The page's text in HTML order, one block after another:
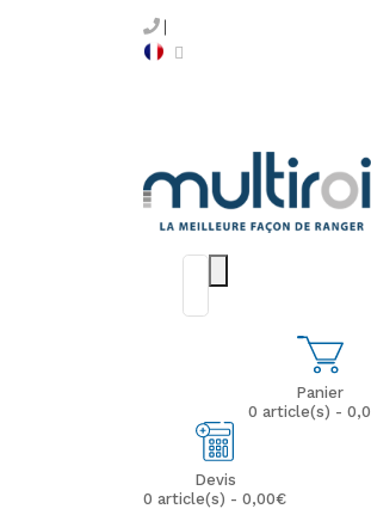
Panier
0 article(s) -
Devis
0 article(s) - 0,00€